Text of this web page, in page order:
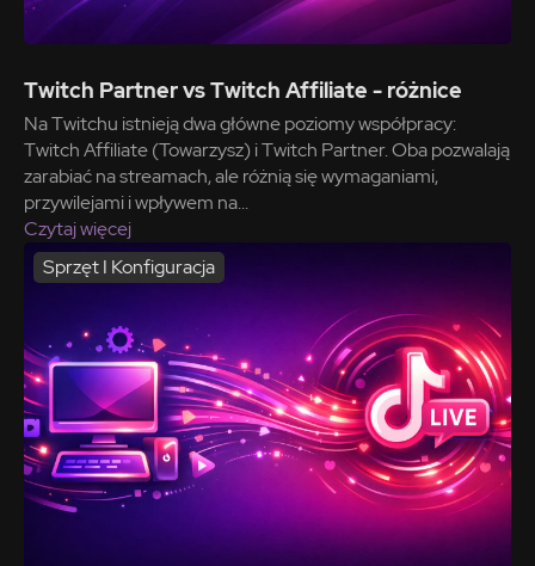
Twitch Partner vs Twitch Affiliate - różnice
Na Twitchu istnieją dwa główne poziomy współpracy:
Twitch Affiliate (Towarzysz) i Twitch Partner. Oba pozwalają
zarabiać na streamach, ale różnią się wymaganiami,
przywilejami i wpływem na...
Czytaj więcej
Sprzęt I Konfiguracja